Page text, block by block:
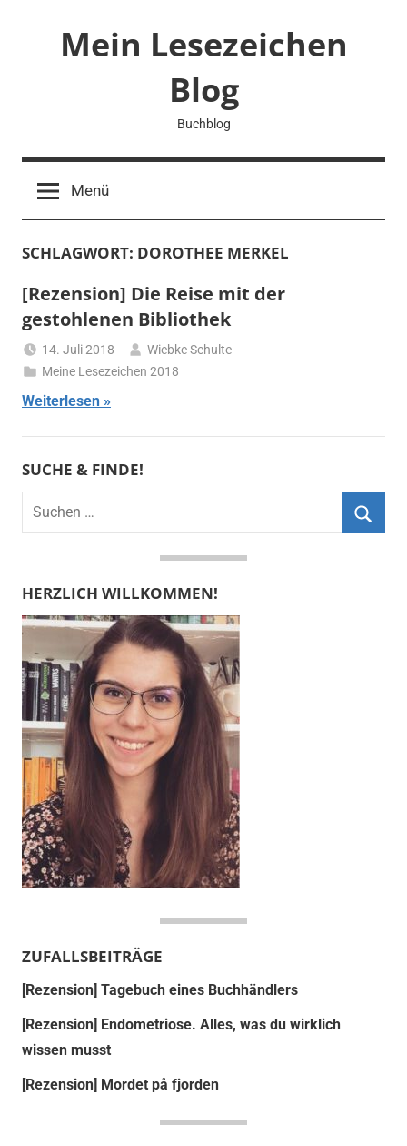
Mein Lesezeichen
Blog
Buchblog
Menü
SCHLAGWORT: DOROTHEE MERKEL
[Rezension] Die Reise mit der
gestohlenen Bibliothek
14. Juli 2018
Wiebke Schulte
Meine Lesezeichen 2018
Weiterlesen
SUCHE & FINDE!
Suchen
HERZLICH WILLKOMMEN!
ZUFALLSBEITRÄGE
[Rezension] Tagebuch eines Buchhändlers
[Rezension] Endometriose. Alles, was du wirklich
wissen musst
[Rezension] Mordet på fjorden